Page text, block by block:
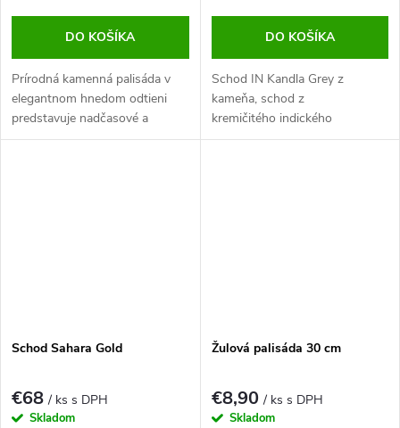
DO KOŠÍKA
Prírodná kamenná palisáda v
elegantnom hnedom odtieni
predstavuje nadčasové a
mimoriadne odolné riešenie pre
DO KOŠÍKA
Schod IN Kandla Grey z
kameňa, schod z
kremičitého indického
pieskovca, nádhernej bledo sivej
Schod Sahara Gold
€68/ ks s DPH
Skladom
Žulová palisáda 30 cm
€8,90/ ks s DPH
Skladom